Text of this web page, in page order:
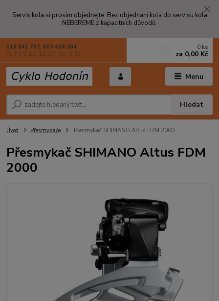
Servis kola si prosím objednejte. Bez objednání kola do servisu kola
NEBEREME z kapacitních důvodů.
Menu
Hledat
518 341 732, 603 438 304
Po-Pá 9-12, 13-17 ; So- 9-11
0 ks
za 0,00 Kč
Úvod Přesmykače Přesmykač SHIMANO Altus FDM 2000
Přesmykač SHIMANO Altus FDM
2000